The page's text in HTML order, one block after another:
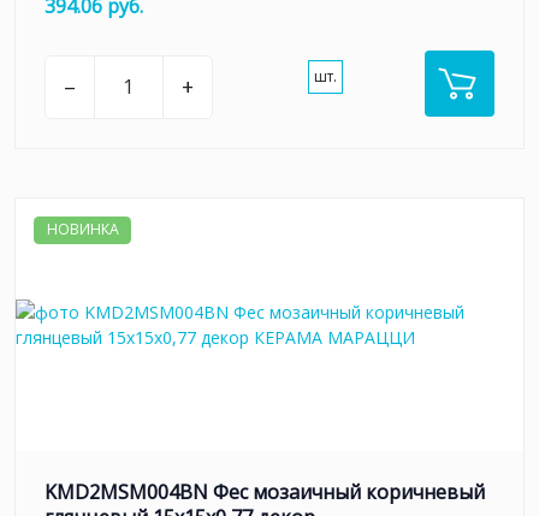
394.06 руб.
– + шт.
НОВИНКА
KMD2MSM004BN Фес мозаичный коричневый